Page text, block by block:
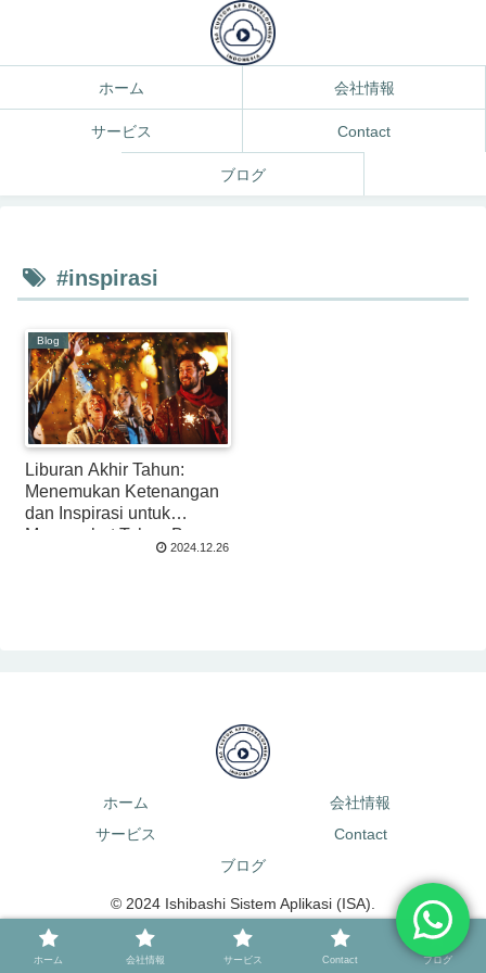
ホーム 会社情報
サービス Contact
ブログ
#inspirasi
Blog
Liburan Akhir Tahun:
Menemukan Ketenangan
dan Inspirasi untuk
Menyambut Tahun Baru
2024.12.26
ホーム
会社情報
サービス
Contact
ブログ
© 2024 Ishibashi Sistem Aplikasi (ISA).
ホーム 会社情報 サービス Contact ブログ